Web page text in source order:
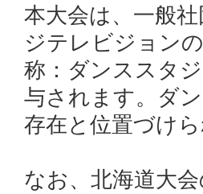
本大会は、一般
ジテレビジョン
称：ダンススタ
与されます。ダ
存在と位置づけら
なお、北海道大